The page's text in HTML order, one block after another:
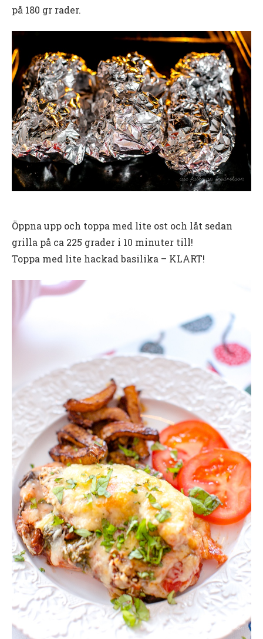
på 180 gr rader.
Öppna upp och toppa med lite ost och låt sedan
grilla på ca 225 grader i 10 minuter till!
Toppa med lite hackad basilika – KLART!